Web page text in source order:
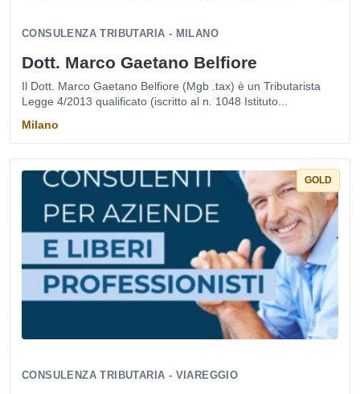
CONSULENZA TRIBUTARIA - MILANO
Dott. Marco Gaetano Belfiore
Il Dott. Marco Gaetano Belfiore (Mgb .tax) è un Tributarista
Legge 4/2013 qualificato (iscritto al n. 1048 Istituto...
Milano
GOLD
CONSULENZA TRIBUTARIA - VIAREGGIO